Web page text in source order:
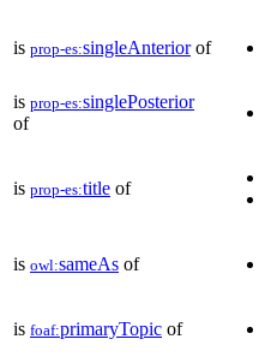
is prop-es:singleAnteriorof
is prop-es:singlePosterior
of
is prop-es:title of
is owl:sameAs of
is foaf:primaryTopic of